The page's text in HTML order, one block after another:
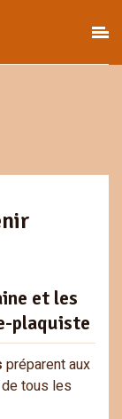
et les
plaquiste
préparent aux
tous les